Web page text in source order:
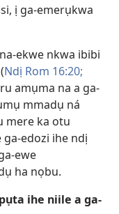
ị ga-emerụkwa
ekwe nkwa ibibi
Ndị Rom 16:20;
amụma na a ga-
mmadụ ná
mere ka otu
edozi ihe ndị
ewe
ha nọbu.
ihe niile a ga-